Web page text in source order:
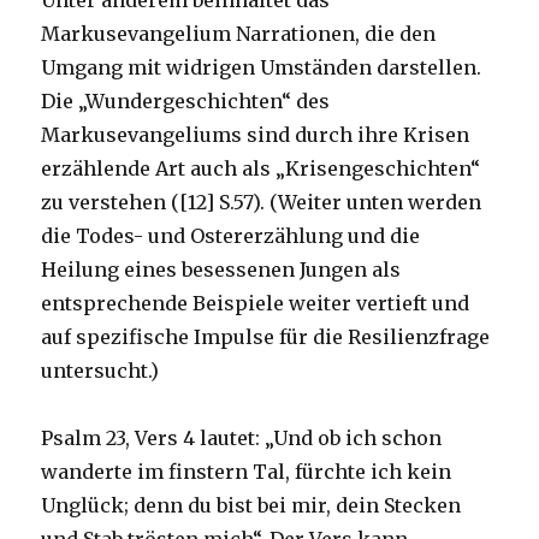
Markusevangelium Narrationen, die den
Umgang mit widrigen Umständen darstellen.
Die „Wundergeschichten“ des
Markusevangeliums sind durch ihre Krisen
erzählende Art auch als „Krisengeschichten“
zu verstehen ([12] S.57). (Weiter unten werden
die Todes- und Ostererzählung und die
Heilung eines besessenen Jungen als
entsprechende Beispiele weiter vertieft und
auf spezifische Impulse für die Resilienzfrage
untersucht.)
Psalm 23, Vers 4 lautet: „Und ob ich schon
wanderte im finstern Tal, fürchte ich kein
Unglück; denn du bist bei mir, dein Stecken